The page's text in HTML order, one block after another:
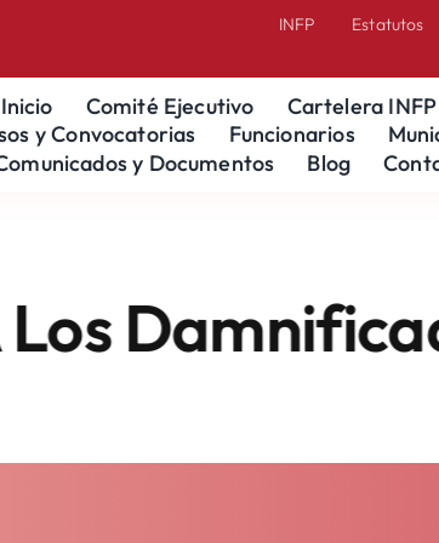
INFP Estatutos
Inicio Comité Ejecutivo
Cartelera INFP
y Convocatorias
Funcionarios
y Documentos
Blog